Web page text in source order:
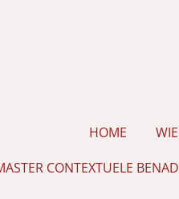
HOME
CONTEXTUELE